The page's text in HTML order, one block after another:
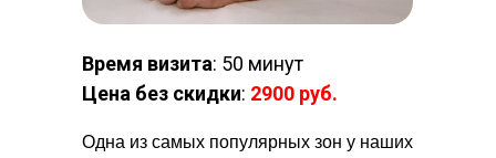
Одна из самых популярных зон у наших
Время визита: 50 минут
Цена без скидки: 2900 руб.